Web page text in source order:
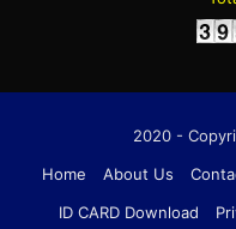
2020 -
Home
About Us
ID CARD Download